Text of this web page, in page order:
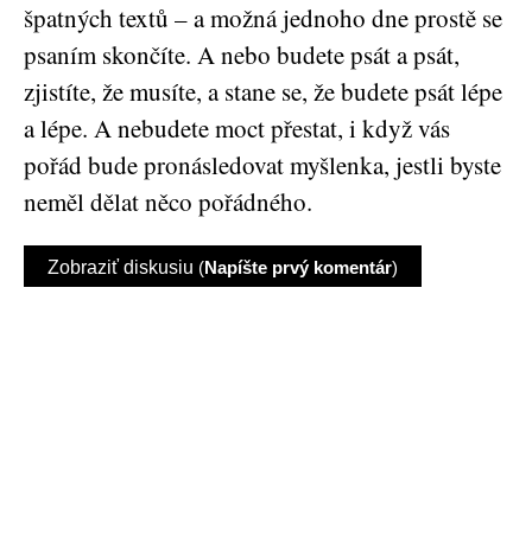
špatných textů – a možná jednoho dne prostě se
psaním skončíte. A nebo budete psát a psát,
zjistíte, že musíte, a stane se, že budete psát lépe
a lépe. A nebudete moct přestat, i když vás
pořád bude pronásledovat myšlenka, jestli byste
neměl dělat něco pořádného.
Zobraziť diskusiu (Napíšte prvý komentár)